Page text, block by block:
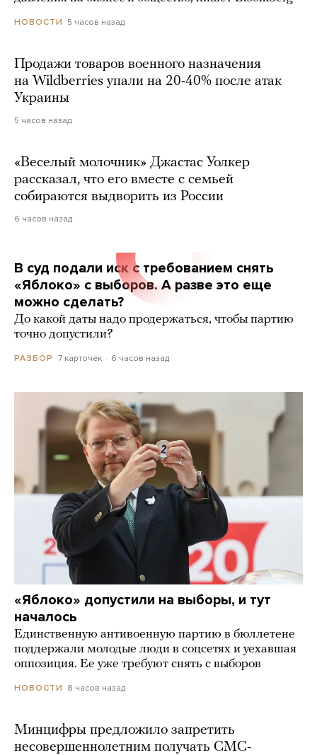
НОВОСТИ 5 часов назад
Продажи товаров военного назначения
на Wildberries упали на 20-40% после атак
Украины
5 часов назад
«Веселый молочник» Джастас Уолкер
рассказал, что его вместе с семьей
собираются выдворить из России
6 часов назад
В суд подали иск с требованием снять
«Яблоко» с выборов. А разве это еще
можно сделать?
До какой даты надо продержаться, чтобы партию
точно допустили?
РАЗБОР 7 карточек 6 часов назад
«Яблоко» допустили на выборы, и тут
началось
Единственную антивоенную партию в бюллетене
поддержали молодые люди в соцсетях и уехавшая
оппозиция. Ее уже требуют снять с выборов
НОВОСТИ 8 часов назад
Минцифры предложило запретить
несовершеннолетним получать СМС-